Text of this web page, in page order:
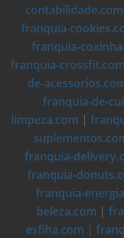
contabilidade.com
franquia-
franquia-
franquia-crossfit.com
de-
franquia-de-
limpeza.com |
franquia-
franquia-
franquia-
beleza.com |
esfiha.com |